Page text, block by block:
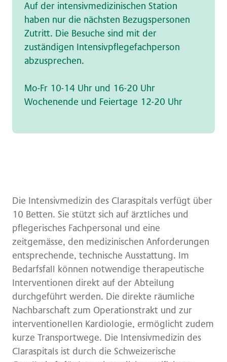
Auf der intensivmedizinischen Station
haben nur die nächsten Bezugspersonen
Zutritt. Die Besuche sind mit der
zuständigen Intensivpflegefachperson
abzusprechen.
Mo-Fr 10-14 Uhr und 16-20 Uhr
Wochenende und Feiertage 12-20 Uhr
Die Intensivmedizin des Claraspitals verfügt über
10 Betten. Sie stützt sich auf ärztliches und
pflegerisches Fachpersonal und eine
zeitgemässe, den medizinischen Anforderungen
entsprechende, technische Ausstattung. Im
Bedarfsfall können notwendige therapeutische
Interventionen direkt auf der Abteilung
durchgeführt werden. Die direkte räumliche
Nachbarschaft zum Operationstrakt und zur
interventionellen Kardiologie, ermöglicht zudem
kurze Transportwege. Die Intensivmedizin des
Claraspitals ist durch die Schweizerische